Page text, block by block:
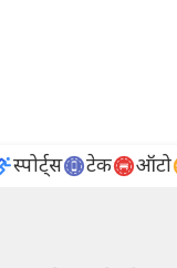
स्पोर्ट्स टेक ऑटो